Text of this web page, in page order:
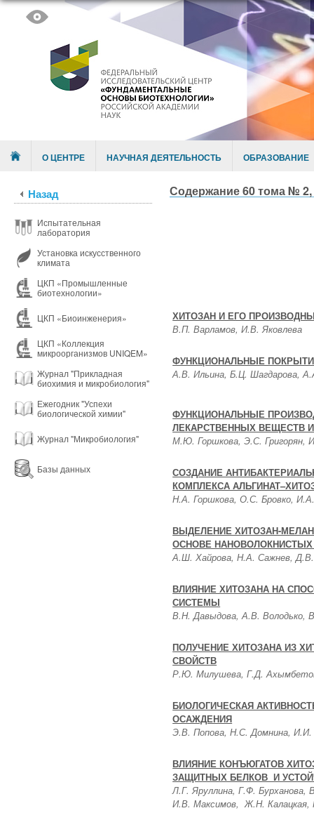
Menu О ЦЕНТРЕ НАУЧНАЯ ДЕЯТЕЛЬНОСТЬ ОБРАЗОВАНИЕ
Назад
Испытательная
лаборатория
Установка искусственного
климата
ЦКП «Промышленные
биотехнологии»
ЦКП «Биоинженерия»
ЦКП «Коллекция
микроорганизмов UNIQEM»
Журнал "Прикладная
биохимия и микробиология"
Ежегодник "Успехи
биологической химии"
Журнал "Микробиология"
Базы данных
Содержание 60 тома № 2,
ХИТОЗАН И ЕГО
В.П. Варламов, И.В. Яковлева
ФУНКЦИОНАЛЬНЫЕ
А.В. Ильина, Б.Ц. Шагдарова,
ФУНКЦИОНАЛЬНЫЕ
ЛЕКАРСТВЕННЫХ ВЕЩЕСТВ
М.Ю. Горшкова, Э.С. Григорян,
СОЗДАНИЕ
КОМПЛЕКСА
Н.А. Горшкова, О.С. Бровко,
ВЫДЕЛЕНИЕ ХИТОЗАН-
ОСНОВЕ
А.Ш. Хайрова, Н.А. Сажнев,
ВЛИЯНИЕ ХИТОЗАНА НА
СИСТЕМЫ
В.Н. Давыдова, А.В. Володько,
ПОЛУЧЕНИЕ ХИТОЗАНА ИЗ
СВОЙСТВ
Р.Ю. Милушева, Г.Д.
БИОЛОГИЧЕСКАЯ
ОСАЖДЕНИЯ
Э.В. Попова, Н.С. Домнина, И.И.
ВЛИЯНИЕ КОНЪЮГАТОВ
ЗАЩИТНЫХ БЕЛКОВ И
Л.Г. Яруллина, Г.Ф.
И.В. Максимов, Ж.Н. Калацкая,